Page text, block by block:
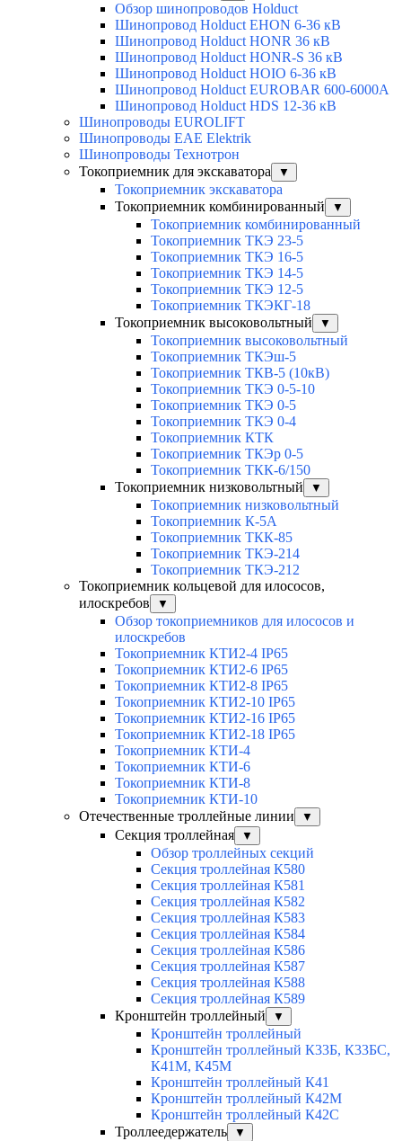
Обзор шинопроводов Holduct
Шинопровод Holduct EHON 6-36 кВ
Шинопровод Holduct HONR 36 кВ
Шинопровод Holduct HONR-S 36 кВ
Шинопровод Holduct HOIO 6-36 кВ
Шинопровод Holduct EUROBAR 600-6000A
Шинопровод Holduct HDS 12-36 кВ
Шинопроводы EUROLIFT
Шинопроводы EAE Elektrik
Шинопроводы Технотрон
Токоприемник для экскаватора
▼
Токоприемник экскаватора
Токоприемник комбинированный
▼
Токоприемник комбинированный
Токоприемник ТКЭ 23-5
Токоприемник ТКЭ 16-5
Токоприемник ТКЭ 14-5
Токоприемник ТКЭ 12-5
Токоприемник ТКЭКГ-18
Токоприемник высоковольтный
▼
Токоприемник высоковольтный
Токоприемник ТКЭш-5
Токоприемник ТКВ-5 (10кВ)
Токоприемник ТКЭ 0-5-10
Токоприемник ТКЭ 0-5
Токоприемник ТКЭ 0-4
Токоприемник КТК
Токоприемник ТКЭр 0-5
Токоприемник ТКК-6/150
Токоприемник низковольтный
▼
Токоприемник низковольтный
Токоприемник К-5А
Токоприемник ТКК-85
Токоприемник ТКЭ-214
Токоприемник ТКЭ-212
Токоприемник кольцевой для илососов,
илоскребов
▼
Обзор токоприемников для илососов и
илоскребов
Токоприемник КТИ2-4 IP65
Токоприемник КТИ2-6 IP65
Токоприемник КТИ2-8 IP65
Токоприемник КТИ2-10 IP65
Токоприемник КТИ2-16 IP65
Токоприемник КТИ2-18 IP65
Токоприемник КТИ-4
Токоприемник КТИ-6
Токоприемник КТИ-8
Токоприемник КТИ-10
Отечественные троллейные линии
▼
Секция троллейная ▼
Обзор троллейных секций
Секция троллейная К580
Секция троллейная К581
Секция троллейная К582
Секция троллейная К583
Секция троллейная К584
Секция троллейная К586
Секция троллейная К587
Секция троллейная К588
Секция троллейная К589
Кронштейн троллейный
▼
Кронштейн троллейный
Кронштейн троллейный К33Б, К33БС,
К41М, К45М
Кронштейн троллейный К41
Кронштейн троллейный К42М
Кронштейн троллейный К42С
Троллеедержатель
▼